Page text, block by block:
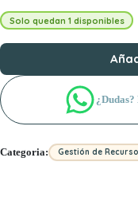
Solo quedan 1 disponibles
Categoria: Gestión de